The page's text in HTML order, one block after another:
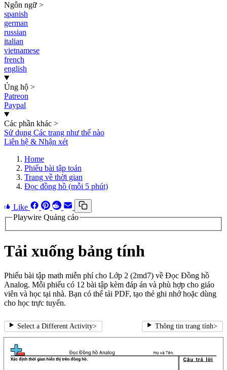
Ngôn ngữ >
spanish
german
russian
italian
vietnamese
french
english
Ủng hộ >
Patreon
Paypal
Các phần khác >
Sử dụng Các trang như thế nào
Liên hệ & Nhận xét
Home
Phiếu bài tập toán
Trang về thời gian
Đọc đồng hồ (mỗi 5 phút)
Like
Playwire Quảng cáo
Tải xuống bảng tính
Phiếu bài tập math miễn phí cho Lớp 2 (2md7) về Đọc Đồng hồ
Analog. Mỗi phiếu có 12 bài tập kèm đáp án và phù hợp cho giáo
viên và học tại nhà. Bạn có thể tải PDF, tạo thẻ ghi nhớ hoặc dùng
cho học trực tuyến.
Select a Different Activity> Thông tin trang tính>